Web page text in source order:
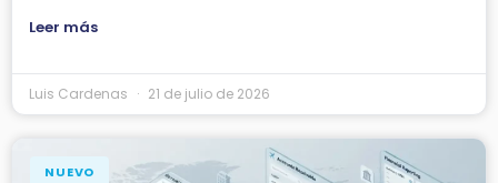
Leer más
Luis Cardenas 21 de julio de 2026
NUEVO